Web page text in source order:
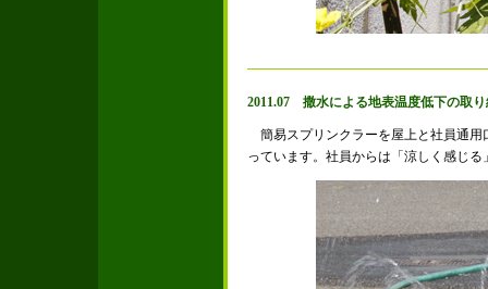
2011.07 撒水による地表温度低下の取り
簡易スプリンクラーを屋上と社員通用
っています。社員からは「涼しく感じ